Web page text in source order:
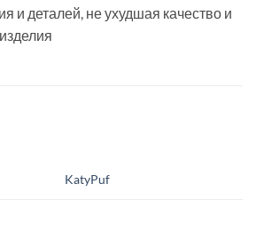
и деталей, не ухудшая качество и
KatyPuf